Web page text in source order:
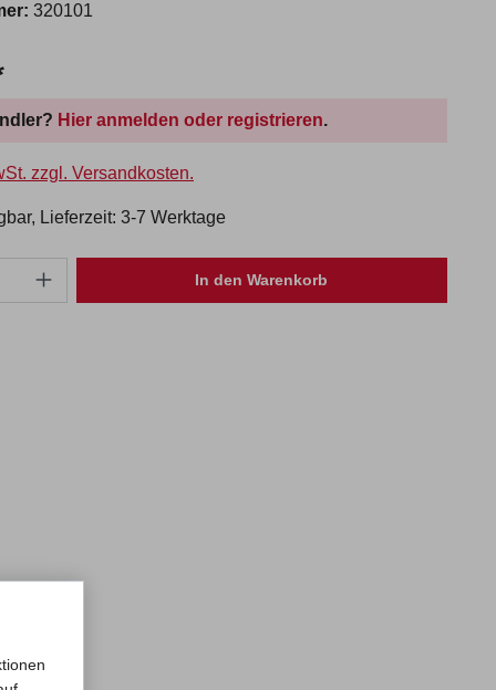
320101
Hier anmelden oder registrieren.
zzgl. Versandkosten.
Lieferzeit: 3-7 Werktage
In den Warenkorb